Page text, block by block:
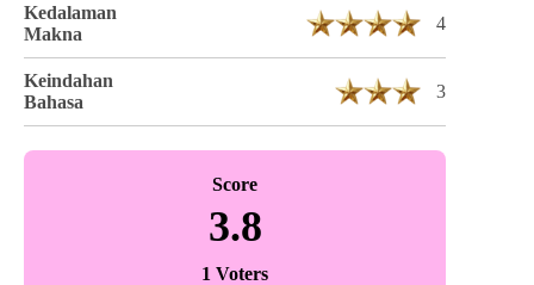
Kedalaman
Makna
4
Keindahan
Bahasa
3
Score
3.8
1 Voters